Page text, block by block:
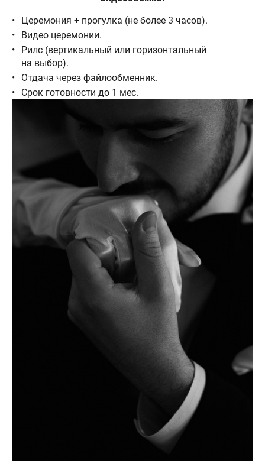
Церемония + прогулка (не более 3 часов).
Видео церемонии.
Рилс (вертикальный или горизонтальный
на выбор).
Отдача через файлообменник.
Срок готовности до 1 мес.